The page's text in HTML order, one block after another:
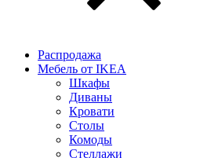
Распродажа
Мебель от IKEA
Шкафы
Диваны
Кровати
Столы
Комоды
Стеллажи